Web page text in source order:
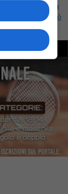
comunità
ritardi per ciò